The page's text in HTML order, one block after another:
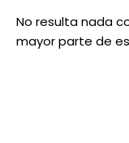
No resulta nada
mayor parte de